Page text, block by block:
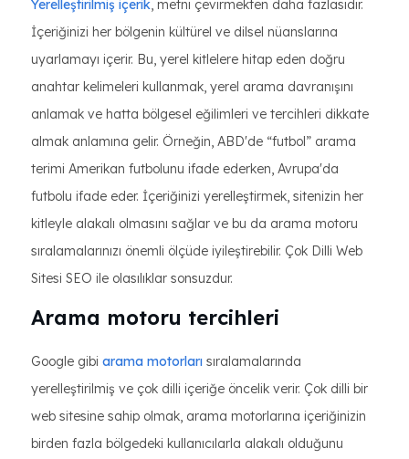
Yerelleştirilmiş içerik, metni çevirmekten daha fazlasıdır.
İçeriğinizi her bölgenin kültürel ve dilsel nüanslarına
uyarlamayı içerir. Bu, yerel kitlelere hitap eden doğru
anahtar kelimeleri kullanmak, yerel arama davranışını
anlamak ve hatta bölgesel eğilimleri ve tercihleri dikkate
almak anlamına gelir. Örneğin, ABD'de “futbol” arama
terimi Amerikan futbolunu ifade ederken, Avrupa'da
futbolu ifade eder. İçeriğinizi yerelleştirmek, sitenizin her
kitleyle alakalı olmasını sağlar ve bu da arama motoru
sıralamalarınızı önemli ölçüde iyileştirebilir. Çok Dilli Web
Sitesi SEO ile olasılıklar sonsuzdur.
Arama motoru tercihleri
Google gibi arama motorları sıralamalarında
yerelleştirilmiş ve çok dilli içeriğe öncelik verir. Çok dilli bir
web sitesine sahip olmak, arama motorlarına içeriğinizin
birden fazla bölgedeki kullanıcılarla alakalı olduğunu